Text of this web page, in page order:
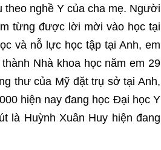
theo nghề Y của cha mẹ. Người
từng được lời mời vào học tại
và nỗ lực học tập tại Anh, em
Nhà khoa học năm em 29
thư của Mỹ đặt trụ sở tại Anh,
hiện nay đang học Đại học Y
là Huỳnh Xuân Huy hiện đang